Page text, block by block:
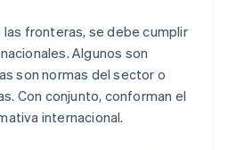
las fronteras, se debe cumplir
Algunos son
son normas del sector o
Con conjunto, conforman el
internacional.